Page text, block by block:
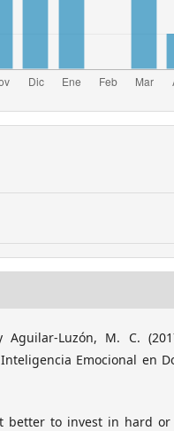
Aguilar-Luzón, M. C.
Emocional en
better to invest in hard